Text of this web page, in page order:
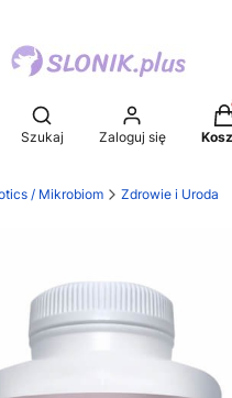
Otwórz wyszukiwarkę
Szukaj Zaloguj się
/ Mikrobiom Zdrowie i Uroda